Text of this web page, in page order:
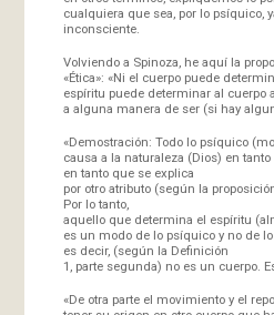
cualquiera que sea, por lo psíquico,
inconsciente.
Volviendo a Spinoza, he aquí la
«Ética»: «Ni el cuerpo puede
espíritu puede determinar al cuerpo
a alguna manera de ser (si hay
«Demostración: Todo lo psíquico
causa a la naturaleza (Dios) en
en tanto que se explica
por otro atributo (según la
Por lo tanto,
aquello que determina el espíritu
es un modo de lo psíquico y no de
es decir, (según la Definición
1, parte segunda) no es un cuerpo.
«De otra parte el movimiento y el